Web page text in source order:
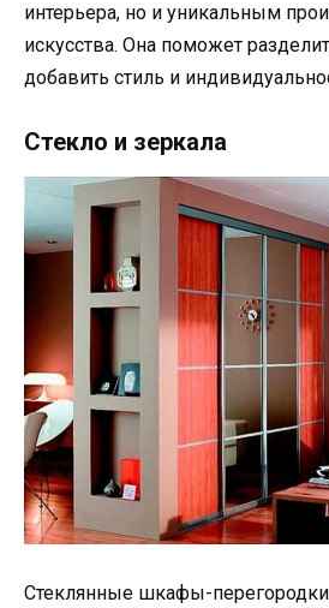
интерьера, но и уникальным
искусства. Она поможет
добавить стиль и
Стекло и зеркала
Стеклянные шкафы-